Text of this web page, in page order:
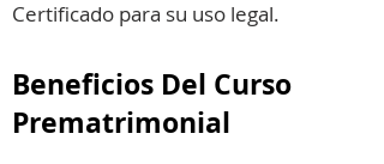
Certificado para su uso legal.
Beneficios Del Curso
Prematrimonial